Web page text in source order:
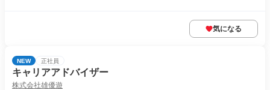
気になる
NEW 正社員
キャリアアドバイザー
株式会社雄優遊